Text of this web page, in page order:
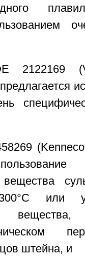
вещества
или
штейна, и